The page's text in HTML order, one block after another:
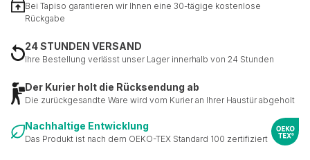
Bei Tapiso garantieren wir Ihnen eine 30-tägige kostenlose
Rückgabe
24 STUNDEN VERSAND
Ihre Bestellung verlässt unser Lager innerhalb von 24 Stunden
Der Kurier holt die Rücksendung ab
Die zurückgesandte Ware wird vom Kurier an Ihrer Haustür abgeholt
Nachhaltige Entwicklung
Das Produkt ist nach dem OEKO-TEX Standard 100 zertifiziert